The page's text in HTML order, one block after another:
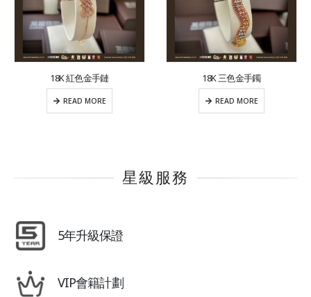
18K 紅色金手鏈
READ MORE
18K 三色金手鐲
READ MORE
星級服務
5年升級保證
VIP會籍計劃